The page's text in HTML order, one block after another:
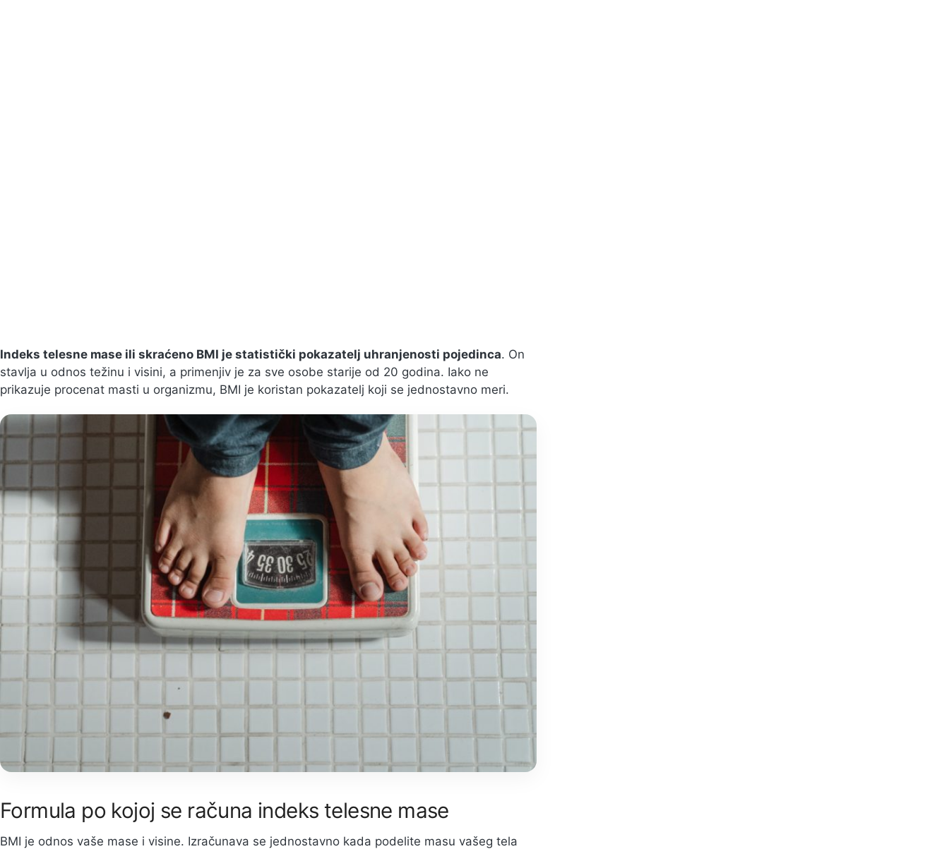
Indeks telesne mase ili skraćeno BMI je statistički pokazatelj uhranjenosti pojedinca. On
stavlja u odnos težinu i visini, a primenjiv je za sve osobe starije od 20 godina. Iako ne
prikazuje procenat masti u organizmu, BMI je koristan pokazatelj koji se jednostavno meri.
Formula po kojoj se računa indeks telesne mase
BMI je odnos vaše mase i visine. Izračunava se jednostavno kada podelite masu vašeg tela